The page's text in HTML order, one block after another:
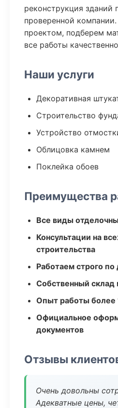
реконструкция зданий
проверенной
проектом, подберем
все работы
Наши услуги
Декоративная
Строительство
Устройство
Облицовка камнем
Поклейка обоев
Преимущества
Все виды
Консультации на
строительства
Работаем строго по
Собственный склад
Опыт работы более
Официальное
документов
Отзывы
Очень довольны
Адекватные цены,